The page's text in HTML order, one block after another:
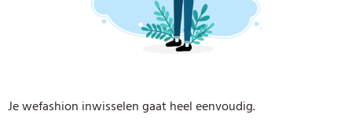
Je wefashion inwisselen gaat heel eenvoudig.